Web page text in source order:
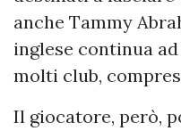
anche Tammy
inglese continua
molti club,
Il giocatore, però,